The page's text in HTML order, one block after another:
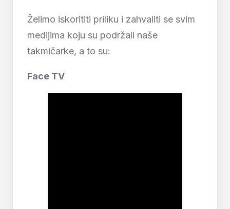
Želimo iskorititi priliku i zahvaliti se svim
medijima koju su podržali naše
takmičarke, a to su:
Face TV